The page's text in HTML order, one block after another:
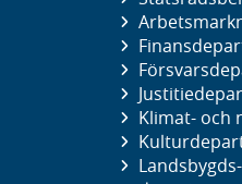
Klimat- och